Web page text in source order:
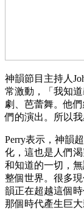
神韻節目主持人
常激動，「我知
劇、芭蕾舞。他
們的演出。所以我
Perry表示，神韻
化，這也是人們
和知道的一切，
整個世界。很多
韻正在超越這個
那個時代產生巨大